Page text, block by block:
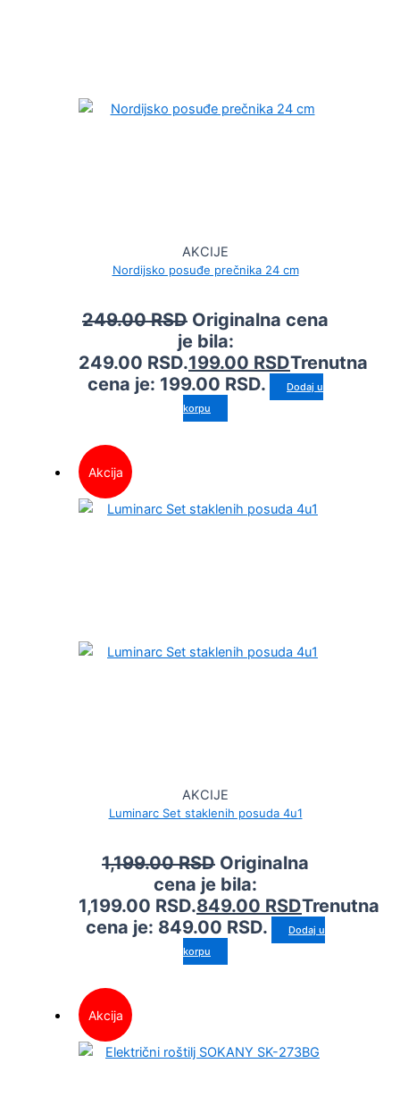
AKCIJE
Nordijsko posuđe prečnika 24 cm
249.00RSD Originalna cena
je bila:
249.00 RSD.199.00 RSDTrenutna
cena je: 199.00 RSD.
Dodaj u
korpu
Akcija
AKCIJE
Luminarc Set staklenih posuda 4u1
1,199.00RSD Originalna
cena je bila:
1,199.00 RSD.849.00 RSDTrenutna
cena je: 849.00 RSD.
Dodaj u
korpu
Akcija